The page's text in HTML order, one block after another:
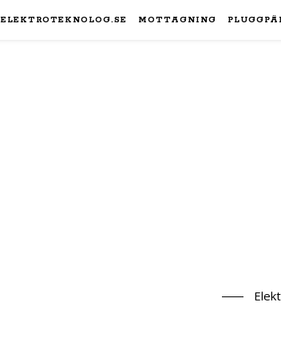
ELEKTROTEKNOLOG.SE MOTTAGNING